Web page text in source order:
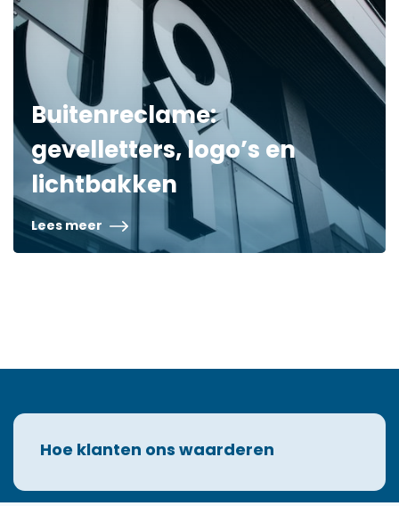
Buitenreclame:
gevelletters, logo’s en
lichtbakken
Lees meer
Hoe klanten ons waarderen